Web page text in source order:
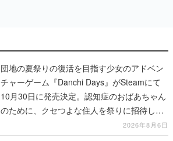
団地の夏祭りの復活を目指す少女のアドベン
チャーゲーム『Danchi Days』がSteamにて
10月30日に発売決定。認知症のおばあちゃん
のために、クセつよな住人を祭りに招待して
2026年8月6日